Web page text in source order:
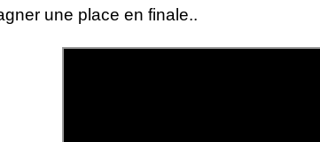
une place en finale..